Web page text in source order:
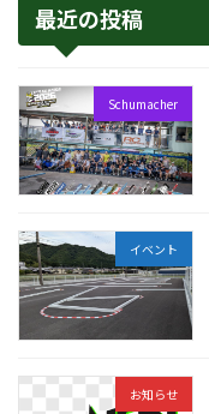
最近の投稿
Schumacher
イベント
お知らせ